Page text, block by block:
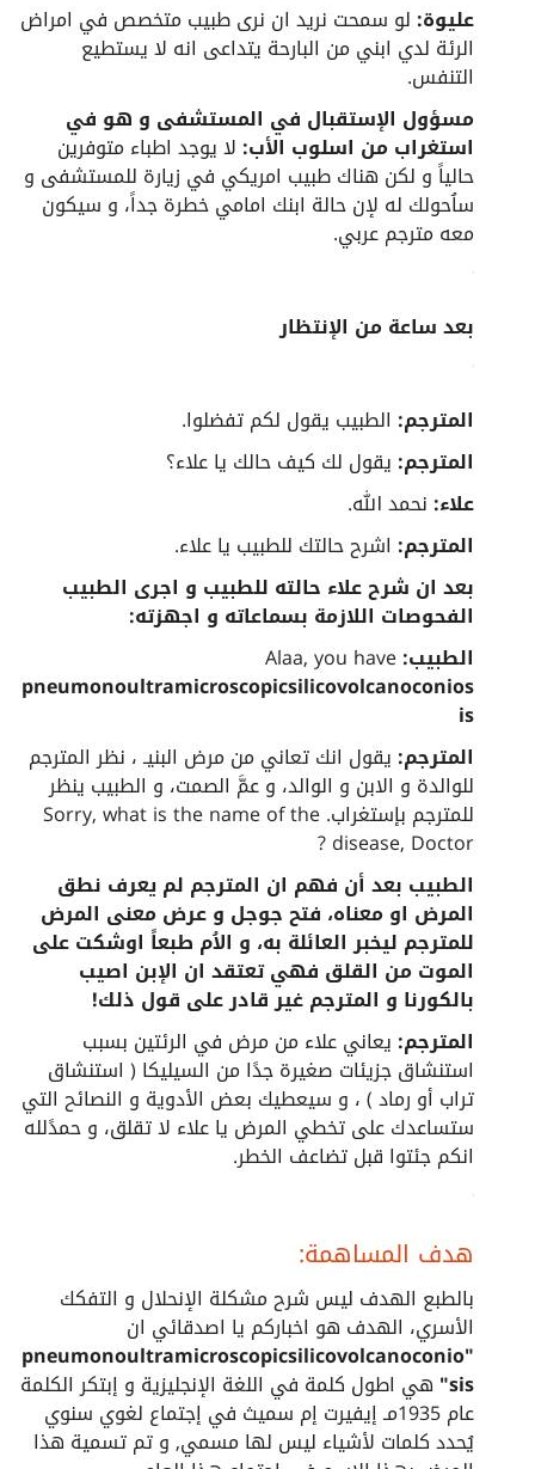
عليوة: لو سمحت نريد ان نرى طبيب متخصص في امراض
الرئة لدي ابني من البارحة يتداعى انه لا يستطيع
التنفس.
مسؤول الإستقبال في المستشفى و هو في
استغراب من اسلوب الأب: لا يوجد اطباء متوفرين
حالياً و لكن هناك طبيب امريكي في زيارة للمستشفى و
ساُحولك له لإن حالة ابنك امامي خطرة جداً، و سيكون
معه مترجم عربي.
بعد ساعة من الإنتظار
المترجم: الطبيب يقول لكم تفضلوا.
المترجم: يقول لك كيف حالك يا علاء؟
علاء: نحمد الله.
المترجم: اشرح حالتك للطبيب يا علاء.
بعد ان شرح علاء حالته للطبيب و اجرى الطبيب
الفحوصات اللازمة بسماعاته و اجهزته:
الطبيب:
pneumonoultramicroscopicsilicovolcanoconios
is
المترجم: يقول انك تعاني من مرض البنيـ ، نظر المترجم
للوالدة و الابن و الوالد، و عمَّ الصمت، و الطبيب ينظر
للمترجم بإستغراب. Sorry, what is the name of the
disease, Doctor ?
الطبيب بعد أن فهم ان المترجم لم يعرف نطق
المرض او معناه، فتح جوجل و عرض معنى المرض
للمترجم ليخبر العائلة به، و الاُم طبعاً اوشكت على
الموت من القلق فهي تعتقد ان الإبن اصيب
بالكورنا و المترجم غير قادر على قول ذلك!
المترجم: يعاني علاء من مرض في الرئتين بسبب
استنشاق جزيئات صغيرة جدًا من السيليكا ( استنشاق
تراب أو رماد ) ، و سيعطيك بعض الأدوية و النصائح التي
ستساعدك على تخطي المرض يا علاء لا تقلق، و حمدًلله
انكم جئتوا قبل تضاعف الخطر.
هدف المساهمة:
بالطبع الهدف ليس شرح مشكلة الإنحلال و التفكك
الأسري، الهدف هو اخباركم يا اصدقائي ان
"pneumonoultramicroscopicsilicovolcanoconio
sis" هي اطول كلمة في اللغة الإنجليزية و إبتكر الكلمة
عام 1935مـ إيفيرت إم سميث في إجتماع لغوي سنوي
يُحدد كلمات لأشياء ليس لها مسمي, و تم تسمية هذا